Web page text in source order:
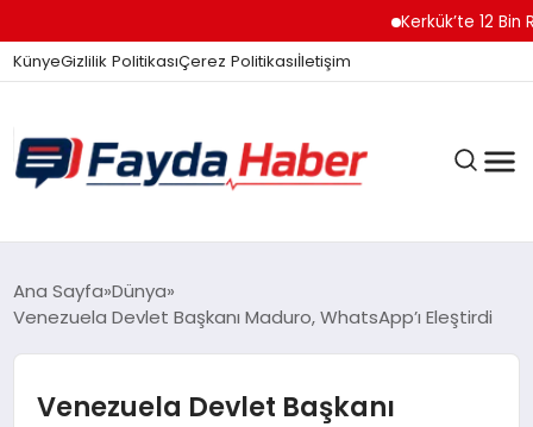
Kerkük’te 12 Bin
KünyeGizlilik PolitikasıÇerez Politikasıİletişim
GÜNDEM
Ana Sayfa Dünya
Venezuela Devlet Başkanı Maduro, WhatsApp’ı Eleştirdi
Venezuela Devlet Başkanı